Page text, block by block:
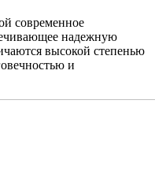
современное
надежную
высокой степенью
и